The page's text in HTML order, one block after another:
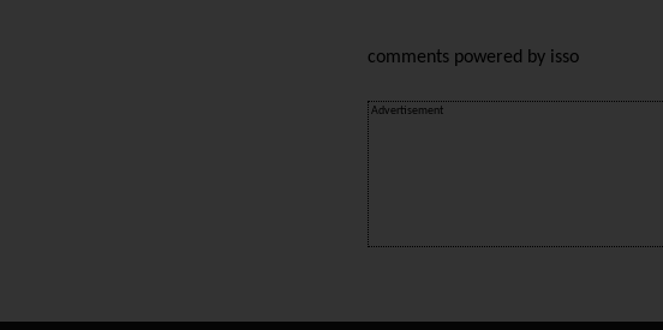
comments powered by isso
Advertisement